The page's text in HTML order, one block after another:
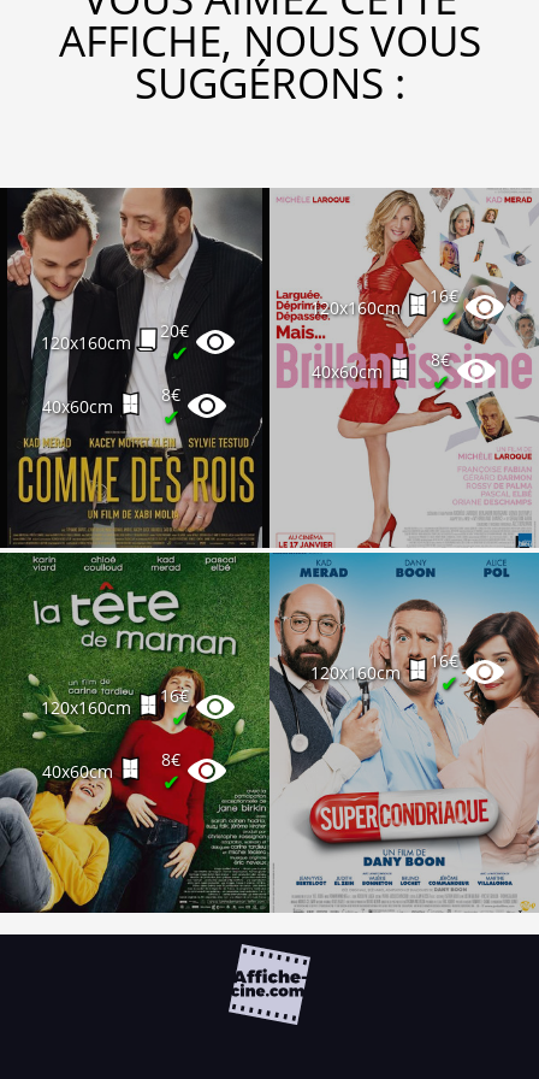
AFFICHE, NOUS VOUS
SUGGÉRONS :
120x160cm
20€
✔
40x60cm
8€
✔
120x160cm
16€
✔
40x60cm
8€
✔
120x160cm
16€
✔
40x60cm
8€
✔
120x160cm
16€
✔